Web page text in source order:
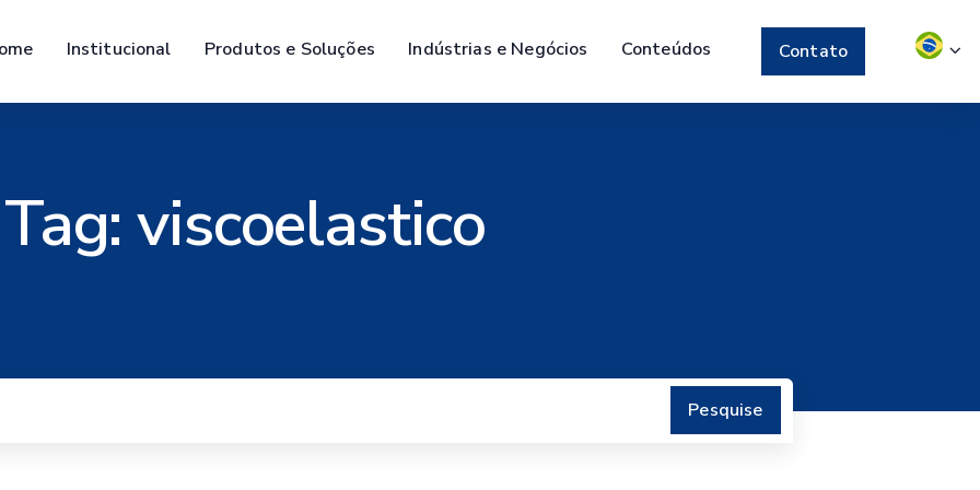
Institucional Produtos e Soluções Indústrias e Negócios Conteúdos Contato
Tag:viscoelastico
Pesquise